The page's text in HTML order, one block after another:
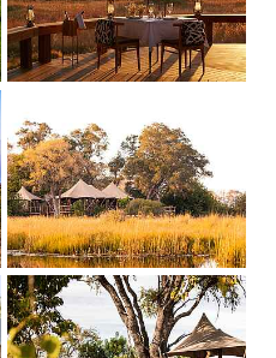
Show larger version